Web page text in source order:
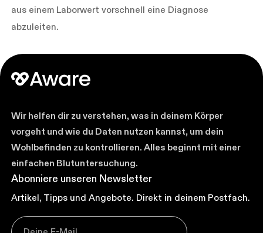
aus einem Laborwert vorschnell eine Diagnose
abzuleiten.
Wir helfen dir zu verstehen, was in deinem Körper
vorgeht und wie du Daten nutzen kannst, um dein
Wohlbefinden zu kontrollieren. Alles beginnt mit einer
einfachen Blutuntersuchung.
Abonniere unseren Newsletter
Artikel, Tipps und Angebote. Direkt in deinem Postfach.